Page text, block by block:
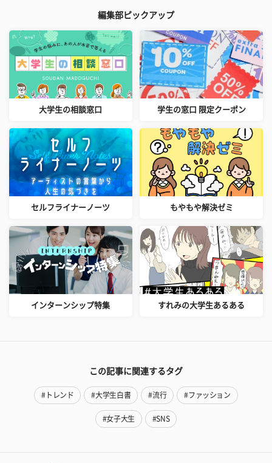
編集部ピックアップ
大学生の相談窓口 学生の窓口 限定クーポン
セルフライナーノーツ もやもや解決ゼミ
インターンシップ特集 すれみの大学生あるある
この記事に関連するタグ
#トレンド #大学生白書 #流行 #ファッション
#女子大生 #SNS